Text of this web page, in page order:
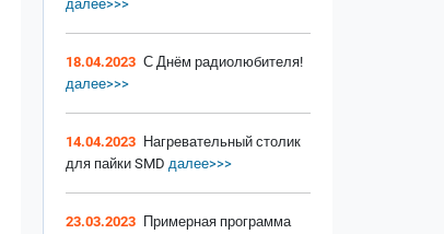
далее>>>
18.04.2023 С Днём радиолюбителя!
далее>>>
14.04.2023 Нагревательный столик
для пайки SMD далее>>>
23.03.2023 Примерная программа